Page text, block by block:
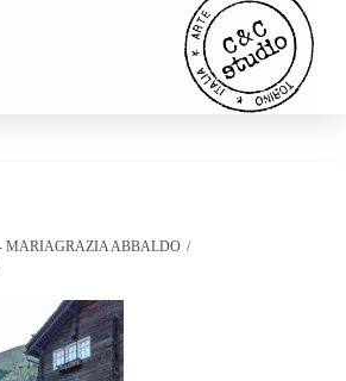
MARIAGRAZIA ABBALDO